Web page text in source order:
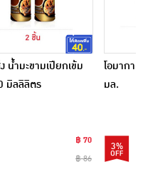
น้ำมะขามเปียกเข้ม
มิลลิลิตร
฿ 70
฿ 86
โอมากา
มล.
3%